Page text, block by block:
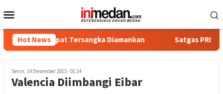
ke
Mobile
Hot News
Empat Tersangka Diamankan Satgas PRR Pacu
Senin, 14 Desember 2015 - 01:14
Valencia Diimbangi Eibar